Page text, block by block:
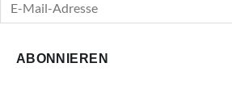
ABONNIEREN